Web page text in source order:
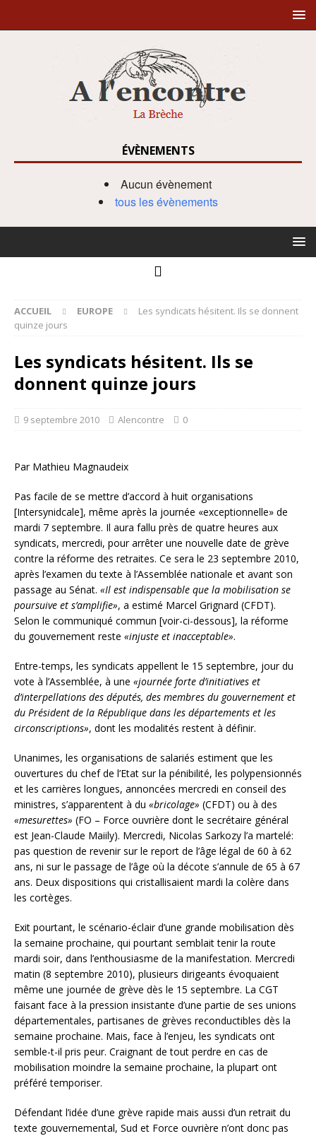
ÉVÈNEMENTS
Aucun évènement
tous les évènements
ACCUEIL EUROPE
Les syndicats hésitent. Ils se donnent
quinze jours
Les syndicats hésitent. Ils se
donnent quinze jours
9 septembre 2010 Alencontre 0
Par Mathieu Magnaudeix
Pas facile de se mettre d’accord à huit organisations
[Intersynidcale], même après la journée «exceptionnelle» de
mardi 7 septembre. Il aura fallu près de quatre heures aux
syndicats, mercredi, pour arrêter une nouvelle date de grève
contre la réforme des retraites. Ce sera le 23 septembre 2010,
après l’examen du texte à l’Assemblée nationale et avant son
passage au Sénat. «Il est indispensable que la mobilisation se
poursuive et s’amplifie», a estimé Marcel Grignard (CFDT).
Selon le communiqué commun [voir-ci-dessous], la réforme
du gouvernement reste «injuste et inacceptable».
Entre-temps, les syndicats appellent le 15 septembre, jour du
vote à l’Assemblée, à une «journée forte d’initiatives et
d’interpellations des députés, des membres du gouvernement et
du Président de la République dans les départements et les
circonscriptions», dont les modalités restent à définir.
Unanimes, les organisations de salariés estiment que les
ouvertures du chef de l’Etat sur la pénibilité, les polypensionnés
et les carrières longues, annoncées mercredi en conseil des
ministres, s’apparentent à du «bricolage» (CFDT) ou à des
«mesurettes» (FO – Force ouvrière dont le secrétaire général
est Jean-Claude Maiily). Mercredi, Nicolas Sarkozy l’a martelé:
pas question de revenir sur le report de l’âge légal de 60 à 62
ans, ni sur le passage de l’âge où la décote s’annule de 65 à 67
ans. Deux dispositions qui cristallisaient mardi la colère dans
les cortèges.
Exit pourtant, le scénario-éclair d’une grande mobilisation dès
la semaine prochaine, qui pourtant semblait tenir la route
mardi soir, dans l’enthousiasme de la manifestation. Mercredi
matin (8 septembre 2010), plusieurs dirigeants évoquaient
même une journée de grève dès le 15 septembre. La CGT
faisant face à la pression insistante d’une partie de ses unions
départementales, partisanes de grèves reconductibles dès la
semaine prochaine. Mais, face à l’enjeu, les syndicats ont
semble-t-il pris peur. Craignant de tout perdre en cas de
mobilisation moindre la semaine prochaine, la plupart ont
préféré temporiser.
Défendant l’idée d’une grève rapide mais aussi d’un retrait du
texte gouvernemental, Sud et Force ouvrière n’ont donc pas